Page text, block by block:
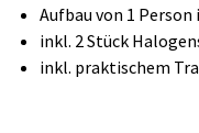
Aufbau von 1
inkl. 2 Stück
inkl. praktischem